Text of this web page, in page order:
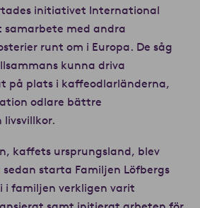
initiativet International
samarbete med andra
runt om i Europa. De såg
kunna driva
på plats i kaffeodlarländerna,
odlare bättre
kaffets ursprungsland, blev
starta Familjen Löfbergs
i familjen verkligen varit